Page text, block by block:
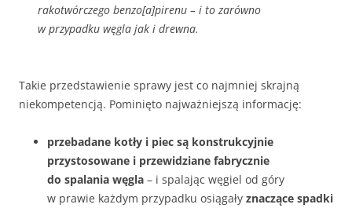
rakotwórczego benzo[a]pirenu – i to zarówno
w przypadku węgla jak i drewna.
Takie przedstawienie sprawy jest co najmniej skrajną
niekompetencją. Pominięto najważniejszą informację:
przebadane kotły i piec są konstrukcyjnie
przystosowane i przewidziane fabrycznie
do spalania węgla – i spalając węgiel od góry
w prawie każdym przypadku osiągały znaczące spadki